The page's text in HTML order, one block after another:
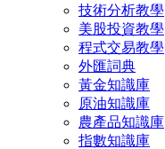
技術分析教學
美股投資教學
程式交易教學
外匯詞典
黃金知識庫
原油知識庫
農產品知識庫
指數知識庫